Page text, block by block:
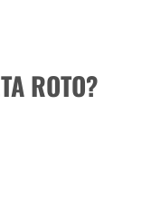
ROTO?